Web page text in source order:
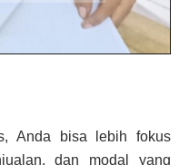
Anda bisa lebih fokus
dan modal yang